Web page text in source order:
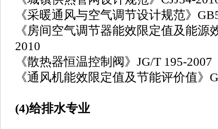
《采暖通风与空气调节设计规范》
《房间空气调节器能效限定值及能源
2010
《散热器恒温控制阀》JG/T 195-2007
《通风机能效限定值及节能评价值》
(4)给排水专业